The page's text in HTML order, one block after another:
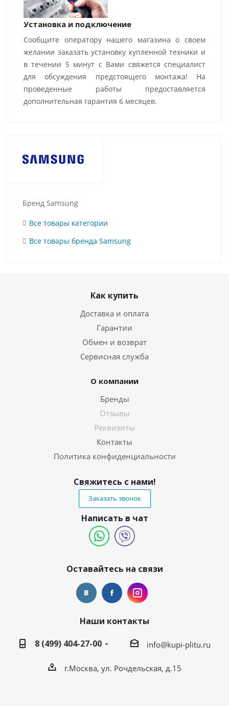
Установка и подключение
Сообщите оператору нашего магазина о своем
желании заказать установку купленной техники и
в течении 5 минут с Вами свяжется специалист
для обсуждения предстоящего монтажа! На
проведенные работы предоставляется
дополнительная гарантия 6 месяцев.
Бренд Samsung
Все товары категории
Все товары бренда Samsung
Как купить
Доставка и оплата
Гарантии
Обмен и возврат
Сервисная служба
О компании
Бренды
Отзывы
Реквизиты
Контакты
Политика конфиденциальности
Свяжитесь с нами!
Заказать звонок
Написать в чат
Оставайтесь на связи
Наши контакты
8 (499) 404-27-00
info@kupi-plitu.ru
г.Москва, ул. Рочдельская, д.15